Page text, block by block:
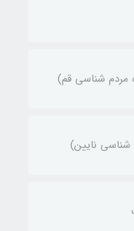
مردم شناسی قم)
شناسی نایین)